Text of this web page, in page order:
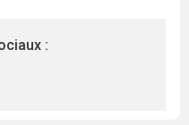
: